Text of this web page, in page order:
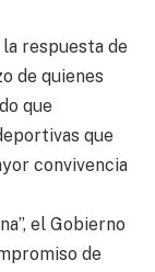
respuesta de
de quienes
que
que
convivencia
el Gobierno
de